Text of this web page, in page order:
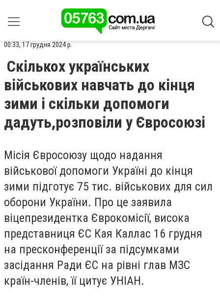
00:33, 17 грудня 2024 р.
Скількох українських
військових навчать до кінця
зими і скільки допомоги
дадуть,розповіли у Євросоюзі
Місія Євросоюзу щодо надання
військової допомоги Україні до кінця
зими підготує 75 тис. військових для сил
оборони України. Про це заявила
віцепрезидентка Єврокомісії, висока
представниця ЄС Кая Каллас 16 грудня
на пресконференції за підсумками
засідання Ради ЄС на рівні глав МЗС
країн-членів, її цитує УНІАН.